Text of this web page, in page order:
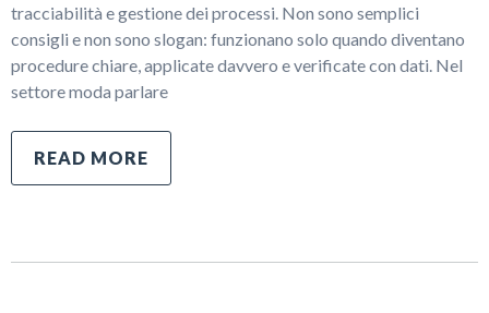
tracciabilità e gestione dei processi. Non sono semplici
consigli e non sono slogan: funzionano solo quando diventano
procedure chiare, applicate davvero e verificate con dati. Nel
settore moda parlare
READ MORE